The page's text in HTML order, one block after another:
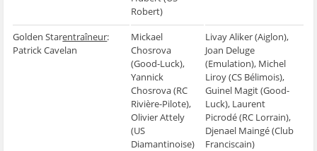
Robert)
Golden Starentraîneur:
Patrick Cavelan
Mickael
Chosrova
(Good-Luck),
Yannick
Chosrova (RC
Rivière-Pilote),
Olivier Attely
(US
Diamantinoise)
Livay Aliker (Aiglon),
Joan Deluge
(Emulation), Michel
Liroy (CS Bélimois),
Guinel Magit (Good-
Luck), Laurent
Picrodé (RC Lorrain),
Djenael Maingé (Club
Franciscain)